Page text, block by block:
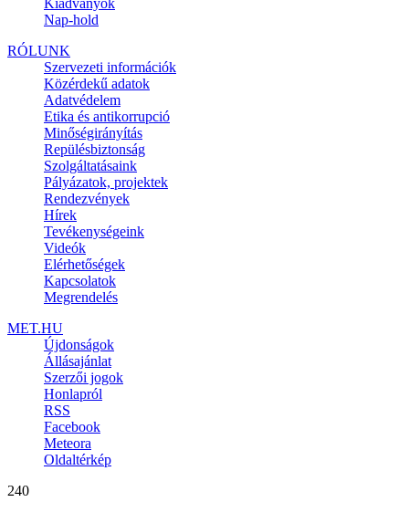
Nap-hold
RÓLUNK
Szervezeti információk
Közérdekű adatok
Adatvédelem
Etika és antikorrupció
Minőségirányítás
Repülésbiztonság
Szolgáltatásaink
Pályázatok, projektek
Rendezvények
Hírek
Tevékenységeink
Videók
Elérhetőségek
Kapcsolatok
Megrendelés
MET.HU
Újdonságok
Állásajánlat
Szerzői jogok
Honlapról
RSS
Facebook
Meteora
Oldaltérkép
240